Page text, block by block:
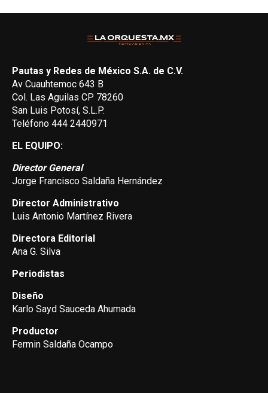
Pautas y Redes de México S.A. de C.V.
Av Cuauhtemoc 643 B
Col. Las Aguilas CP 78260
San Luis Potosí, S.L.P.
Teléfono 444 2440971
EL EQUIPO:
Director General
Jorge Francisco Saldaña Hernández
Director Administrativo
Luis Antonio Martínez Rivera
Directora Editorial
Ana G. Silva
Periodistas
Diseño
Karlo Sayd Sauceda Ahumada
Productor
Fermin Saldaña Ocampo